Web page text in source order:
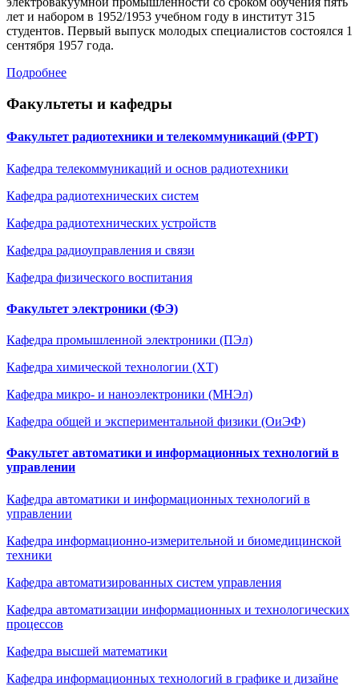
лет и набором в 1952/1953 учебном году в институт 315
студентов. Первый выпуск молодых специалистов состоялся 1
сентября 1957 года.
Подробнее
Факультеты и кафедры
Факультет радиотехники и телекоммуникаций (ФРТ)
Кафедра телекоммуникаций и основ радиотехники
Кафедра радиотехнических систем
Кафедра радиотехническиx устройств
Кафедра радиоуправления и связи
Кафедра физического воспитания
Факультет электроники (ФЭ)
Кафедра промышленной электроники (ПЭл)
Кафедра химической технологии (ХТ)
Кафедра микро- и наноэлектроники (МНЭл)
Кафедра общей и экспериментальной физики (ОиЭФ)
Факультет автоматики и информационных технологий в
управлении
Кафедра автоматики и информационных технологий в
управлении
Кафедра информационно-измерительной и биомедицинской
техники
Кафедра автоматизированных систем управления
Кафедра автоматизации информационных и технологических
процессов
Кафедра высшей математики
Кафедра информационных технологий в графике и дизайне